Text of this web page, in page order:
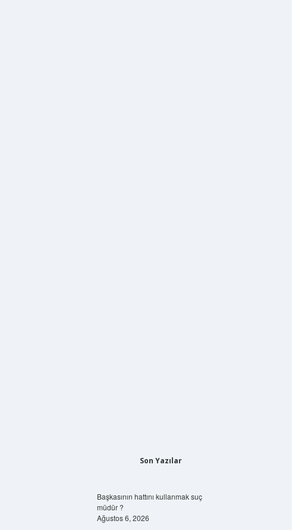
Son Yazılar
Başkasının hattını kullanmak suç
müdür ?
Ağustos 6, 2026